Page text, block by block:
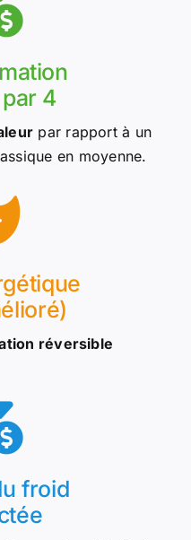
4
par rapport à un
en moyenne.
réversible
froid